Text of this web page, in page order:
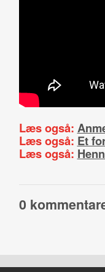
Læs også:
Læs også: Et
Læs også:
0